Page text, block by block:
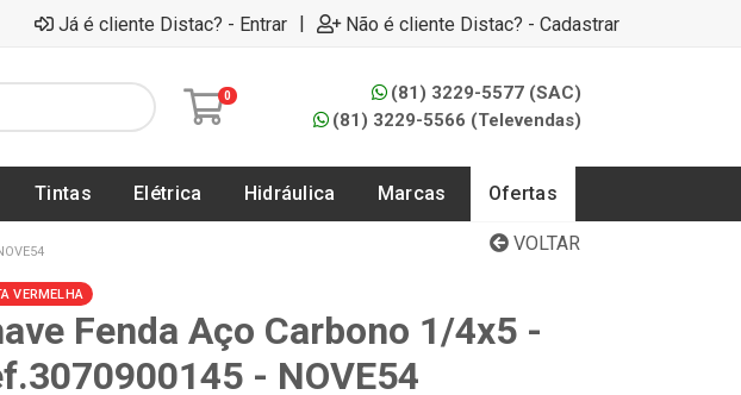
Já é cliente Distac? - Entrar | Não é cliente Distac? - Cadastrar
0
(81) 3229-5577 (SAC)
(81) 3229-5566 (Televendas)
Tintas Elétrica Hidráulica Marcas Ofertas
VOLTAR
VERMELHA
Fenda Aço Carbono 1/4x5 -
- NOVE54